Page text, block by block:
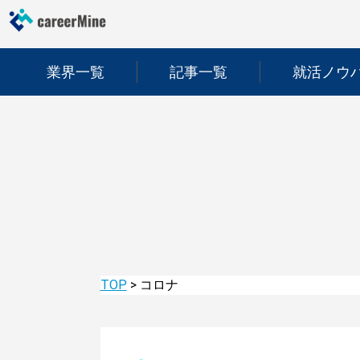
業界一覧 記事一覧 就活ノウ
TOP> コロナ